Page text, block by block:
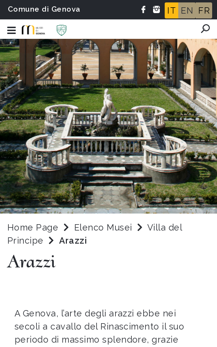
Comune di Genova IT EN FR
Home Page Elenco Musei
Villa del
Principe
Arazzi
Arazzi
A Genova, l’arte degli arazzi ebbe nei
secoli a cavallo del Rinascimento il suo
periodo di massimo splendore, grazie